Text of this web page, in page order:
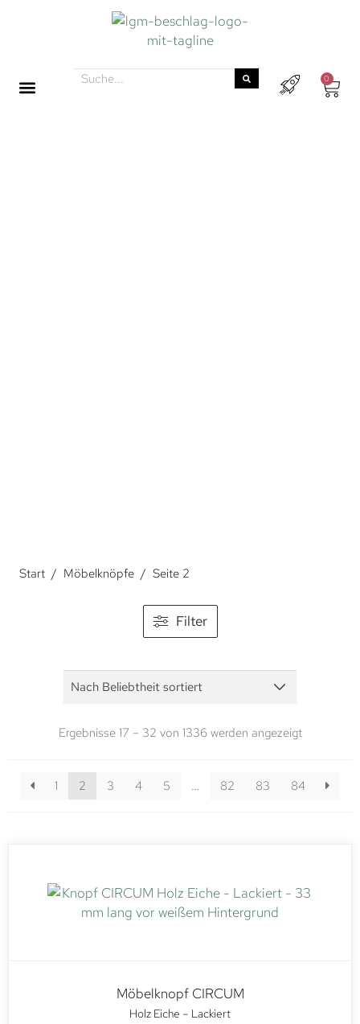
0
Start / Möbelknöpfe / Seite 2
Filter
Ergebnisse 17 – 32 von 1336 werden angezeigt
1 2 3 4 5 … 82 83 84
Möbelknopf CIRCUM
Holz Eiche – Lackiert